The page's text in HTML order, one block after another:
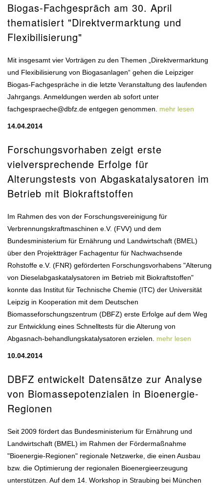
Biogas-Fachgespräch am 30. April
thematisiert "Direktvermarktung und
Flexibilisierung"
Mit insgesamt vier Vorträgen zu den Themen „Direktvermarktung
und Flexibilisierung von Biogasanlagen“ gehen die Leipziger
Biogas-Fachgespräche in die letzte Veranstaltung des laufenden
Jahrgangs. Anmeldungen werden ab sofort unter
fachgespraeche@dbfz.de entgegen genommen. mehr lesen
14.04.2014
Forschungsvorhaben zeigt erste
vielversprechende Erfolge für
Alterungstests von Abgaskatalysatoren im
Betrieb mit Biokraftstoffen
Im Rahmen des von der Forschungsvereinigung für
Verbrennungskraftmaschinen e.V. (FVV) und dem
Bundesministerium für Ernährung und Landwirtschaft (BMEL)
über den Projektträger Fachagentur für Nachwachsende
Rohstoffe e.V. (FNR) geförderten Forschungsvorhabens "Alterung
von Dieselabgaskatalysatoren im Betrieb mit Biokraftstoffen"
konnte das Institut für Technische Chemie (ITC) der Universität
Leipzig in Kooperation mit dem Deutschen
Biomasseforschungszentrum (DBFZ) erste Erfolge auf dem Weg
zur Entwicklung eines Schnelltests für die Alterung von
Abgasnach-behandlungskatalysatoren erzielen. mehr lesen
10.04.2014
DBFZ entwickelt Datensätze zur Analyse
von Biomassepotenzialen in Bioenergie-
Regionen
Seit 2009 fördert das Bundesministerium für Ernährung und
Landwirtschaft (BMEL) im Rahmen der Fördermaßnahme
"Bioenergie-Regionen" regionale Netzwerke, die einen Ausbau
bzw. die Optimierung der regionalen Bioenergieerzeugung
unterstützen. Auf dem 14. Workshop in Straubing bei München